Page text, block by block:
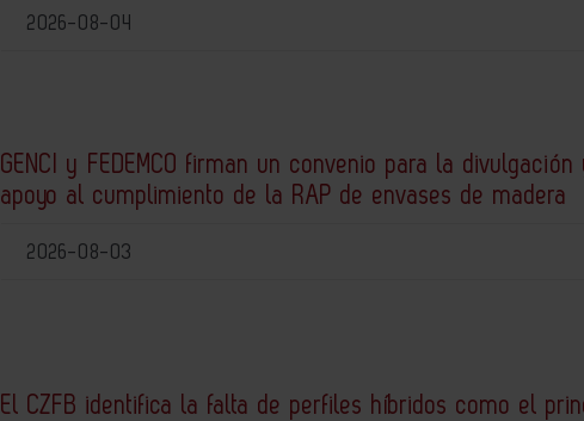
2026-08-04
GENCI y FEDEMCO firman un convenio para la divulgación
apoyo al cumplimiento de la RAP de envases de madera
2026-08-03
El CZFB identifica la falta de perfiles híbridos como el